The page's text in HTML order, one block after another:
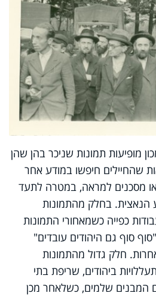
מופיעות תמונות שניכר בהן שהן
שהחיילים חיפשו במודע אחר
או מסכנים למראה, במטרה לתעד
הנאצית. בחלק מהתמונות
כפייה כשמאחורי התמונות
סוף גם היהודים עובדים"
חלק גדול מהתמונות
ביהודים, שריפת בתי
המבנים שלמים, כשלאחר מכן